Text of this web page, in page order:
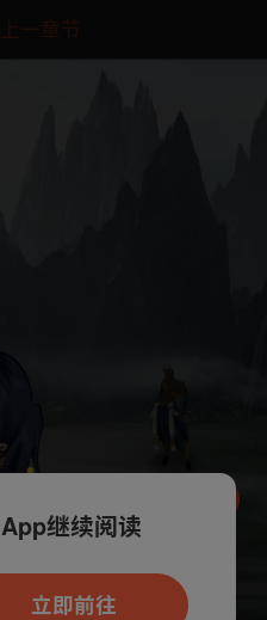
一章节
，可打开App新用
费看
继续阅读
立即前往